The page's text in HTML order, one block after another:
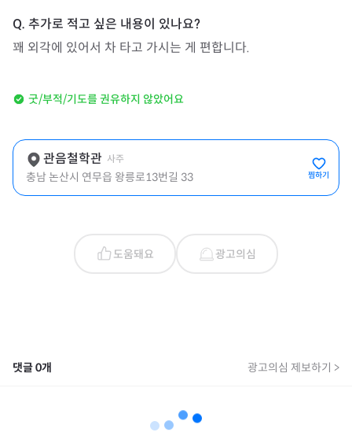
꽤 외각에 있어서 차 타고 가시는 게 편합니다.
굿/부적/기도를 권유하지 않았어요
관음철학관 사주
충남 논산시 연무읍 왕릉로13번길 33 찜하기
도움돼요 광고의심
댓글0개 광고의심 제보하기 >